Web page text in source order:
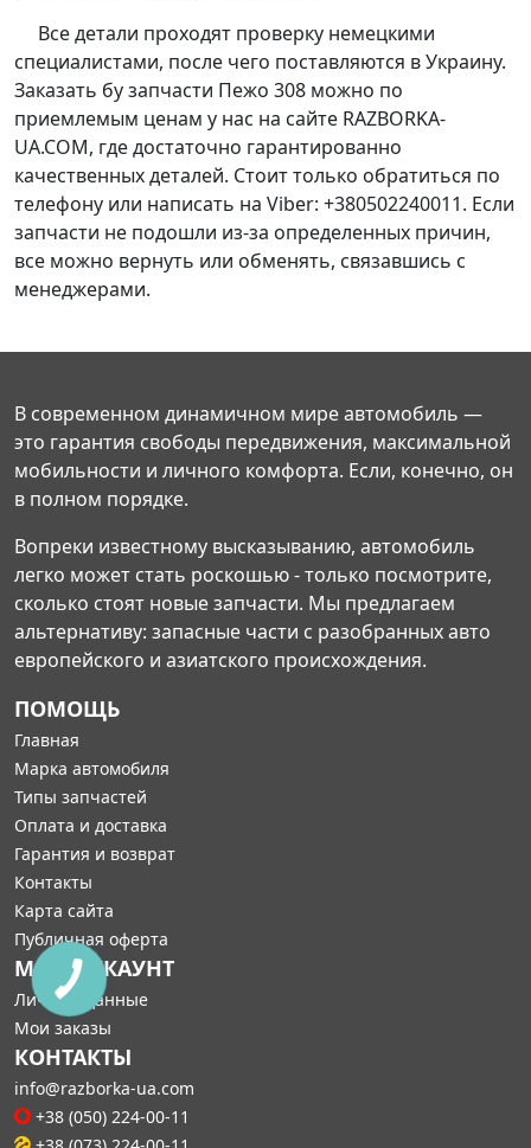
Все детали проходят проверку немецкими
специалистами, после чего поставляются в Украину.
Заказать бу запчасти Пежо 308 можно по
приемлемым ценам у нас на сайте RAZBORKA-
UA.COM, где достаточно гарантированно
качественных деталей. Стоит только обратиться по
телефону или написать на Viber: +380502240011. Если
запчасти не подошли из-за определенных причин,
все можно вернуть или обменять, связавшись с
менеджерами.
В современном динамичном мире автомобиль —
это гарантия свободы передвижения, максимальной
мобильности и личного комфорта. Если, конечно, он
в полном порядке.
Вопреки известному высказыванию, автомобиль
легко может стать роскошью - только посмотрите,
сколько стоят новые запчасти. Мы предлагаем
альтернативу: запасные части с разобранных авто
европейского и азиатского происхождения.
ПОМОЩЬ
Главная
Марка автомобиля
Типы запчастей
Оплата и доставка
Гарантия и возврат
Контакты
Карта сайта
Публичная оферта
МОЙ АККАУНТ
Личные данные
Мои заказы
КОНТАКТЫ
info@razborka-ua.com
+38 (050) 224-00-11